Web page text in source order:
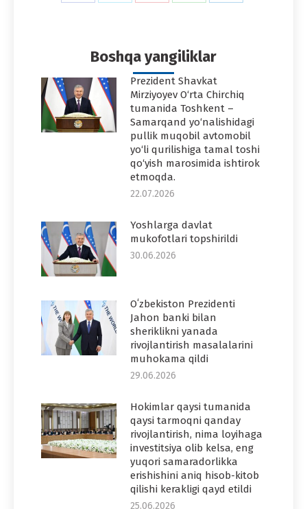
Boshqa yangiliklar
Prezident Shavkat
Mirziyoyev O‘rta Chirchiq
tumanida Toshkent –
Samarqand yo‘nalishidagi
pullik muqobil avtomobil
yo‘li qurilishiga tamal toshi
qo‘yish marosimida ishtirok
etmoqda.
22.07.2026
Yoshlarga davlat
mukofotlari topshirildi
30.06.2026
Oʻzbekiston Prezidenti
Jahon banki bilan
sheriklikni yanada
rivojlantirish masalalarini
muhokama qildi
29.06.2026
Hokimlar qaysi tumanida
qaysi tarmoqni qanday
rivojlantirish, nima loyihaga
investitsiya olib kelsa, eng
yuqori samaradorlikka
erishishini aniq hisob-kitob
qilishi kerakligi qayd etildi
25.06.2026